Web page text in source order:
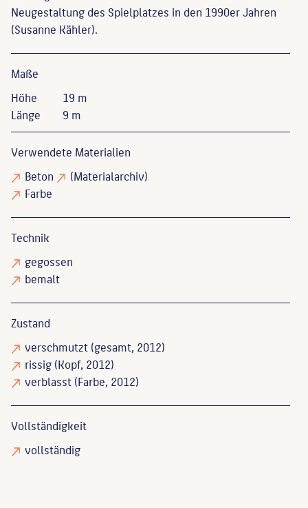
Neugestaltung des Spielplatzes in den 1990er Jahren
(Susanne Kähler).
Maße
Höhe
Länge
19 m
9 m
Verwendete Materialien
Beton
(Materialarchiv)
Farbe
Technik
gegossen
bemalt
Zustand
verschmutzt(gesamt, 2012)
rissig(Kopf, 2012)
verblasst(Farbe, 2012)
Vollständigkeit
vollständig